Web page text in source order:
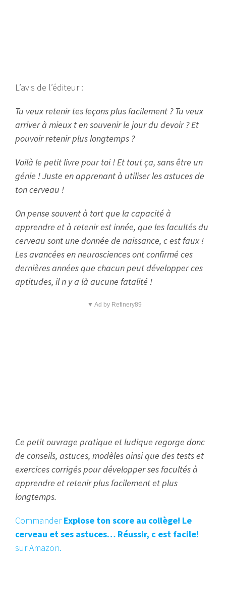
L’avis de l’éditeur :
Tu veux retenir tes leçons plus facilement ? Tu veux
arriver à mieux t en souvenir le jour du devoir ? Et
pouvoir retenir plus longtemps ?
Voilà le petit livre pour toi ! Et tout ça, sans être un
génie ! Juste en apprenant à utiliser les astuces de
ton cerveau !
On pense souvent à tort que la capacité à
apprendre et à retenir est innée, que les facultés du
cerveau sont une donnée de naissance, c est faux !
Les avancées en neurosciences ont confirmé ces
dernières années que chacun peut développer ces
aptitudes, il n y a là aucune fatalité !
▼ Ad by Refinery89
Ce petit ouvrage pratique et ludique regorge donc
de conseils, astuces, modèles ainsi que des tests et
exercices corrigés pour développer ses facultés à
apprendre et retenir plus facilement et plus
longtemps.
CommanderExplose ton score au collège! Le
cerveau et ses astuces… Réussir, c est facile!
sur Amazon.